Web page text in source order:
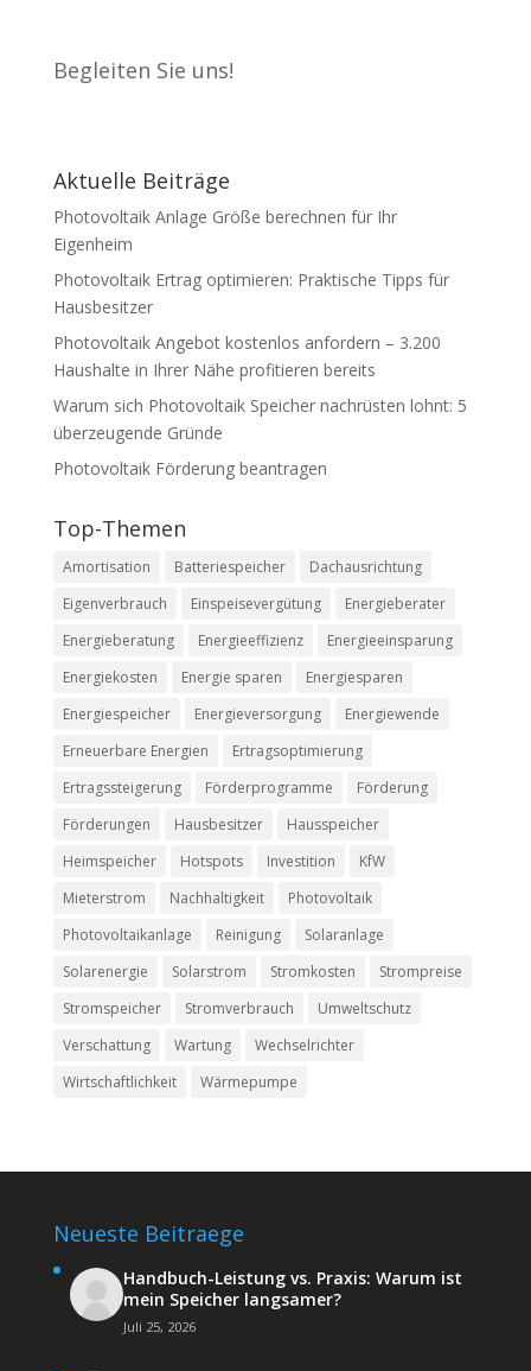
Begleiten Sie uns!
Aktuelle Beiträge
Photovoltaik Anlage Größe berechnen für Ihr
Eigenheim
Photovoltaik Ertrag optimieren: Praktische Tipps für
Hausbesitzer
Photovoltaik Angebot kostenlos anfordern – 3.200
Haushalte in Ihrer Nähe profitieren bereits
Warum sich Photovoltaik Speicher nachrüsten lohnt: 5
überzeugende Gründe
Photovoltaik Förderung beantragen
Top-Themen
Amortisation Batteriespeicher
Dachausrichtung
Eigenverbrauch
Einspeisevergütung
Energieberater
Energieberatung
Energieeffizienz
Energieeinsparung
Energiekosten
Energie sparen
Energiesparen
Energiespeicher
Energieversorgung
Energiewende
Erneuerbare Energien
Ertragsoptimierung
Ertragssteigerung
Förderprogramme
Förderung
Förderungen
Hausbesitzer
Hausspeicher
Heimspeicher
Hotspots Investition
KfW
Mieterstrom
Nachhaltigkeit
Photovoltaik
Photovoltaikanlage
Reinigung
Solaranlage
Solarenergie
Solarstrom Stromkosten
Strompreise
Stromspeicher
Stromverbrauch
Umweltschutz
Verschattung
Wartung
Wechselrichter
Wirtschaftlichkeit
Wärmepumpe
Neueste Beitraege
Handbuch-Leistung vs. Praxis: Warum ist
mein Speicher langsamer?
Juli 25, 2026